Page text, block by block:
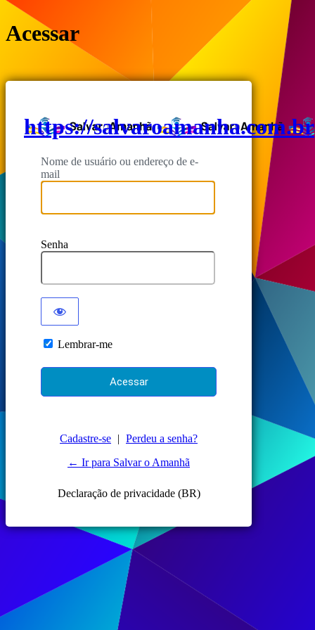
Acessar
https://salvaroamanha.com.br
Nome de usuário ou endereço de e-
mail
Senha
Lembrar-me
Cadastre-se | Perdeu a senha?
← Ir para Salvar o Amanhã
Declaração de privacidade (BR)